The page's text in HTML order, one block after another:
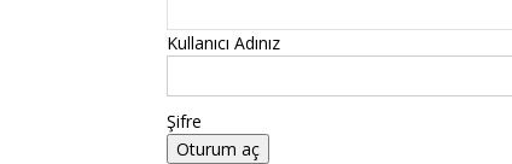
Kullanıcı Adınız
Şifre